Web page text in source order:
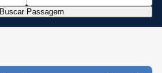
Buscar Passagem